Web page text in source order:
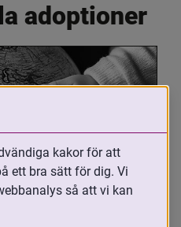
adoptioner
med
kakor för att
ett bra sätt för dig. Vi
så att vi kan